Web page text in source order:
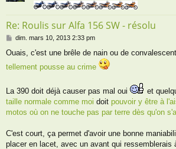
Re: Roulis sur Alfa 156 SW - résolu
M
s
s
e
dim. mars 10, 2013 2:33 pm
Ouais, c'est une brêle de nain ou de
tellement pousse au crime
La 390 doit déjà causer pas mal oui
et
taille normale comme moi doit pouvoir y être à
motos où on ne touche pas par terre dès qu'on
C'est court, ça permet d'avoir une bonne
placer en lacet, avec un avant qui ressemblerais